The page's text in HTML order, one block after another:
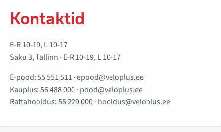
Kontaktid
E-R 10-19, L 10-17
Saku 3, Tallinn · E-R 10-19, L 10-17
E-pood:55 551 511 ·epood@veloplus.ee
Kauplus:56 488 000· pood@veloplus.ee
Rattahooldus:56 229 000· hooldus@veloplus.ee